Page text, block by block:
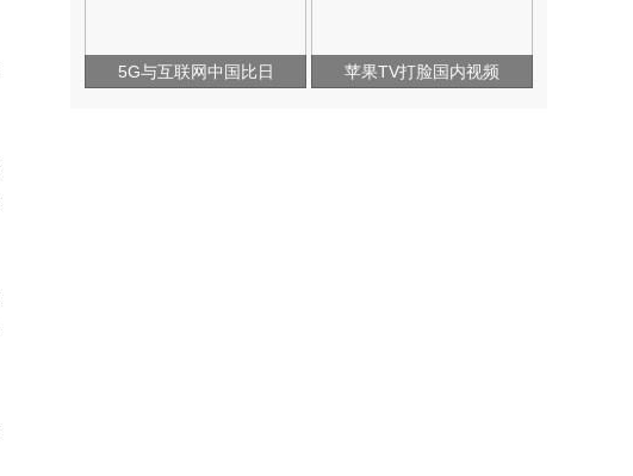
5G与互联网中国比日 苹果TV打脸国内视频